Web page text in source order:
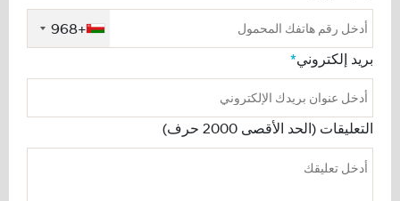
+968
بريد إلكتروني*
التعليقات (الحد الأقصى 2000 حرف)